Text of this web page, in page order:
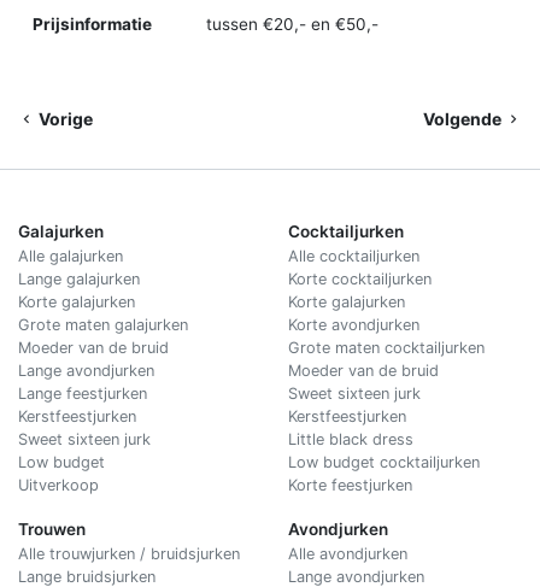
Prijsinformatie tussen €20,- en €50,-
Vorige Volgende
Galajurken
Alle galajurken
Lange galajurken
Korte galajurken
Grote maten galajurken
Moeder van de bruid
Lange avondjurken
Lange feestjurken
Kerstfeestjurken
Sweet sixteen jurk
Low budget
Uitverkoop
Trouwen
Alle trouwjurken / bruidsjurken
Lange bruidsjurken
Cocktailjurken
Alle cocktailjurken
Korte cocktailjurken
Korte galajurken
Korte avondjurken
Grote maten cocktailjurken
Moeder van de bruid
Sweet sixteen jurk
Kerstfeestjurken
Little black dress
Low budget cocktailjurken
Korte feestjurken
Avondjurken
Alle avondjurken
Lange avondjurken